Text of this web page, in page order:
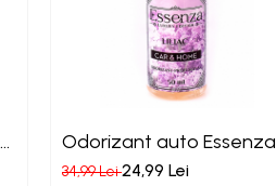
Odorizant auto Essenza
Liliac
34,99 Lei24,99 Lei